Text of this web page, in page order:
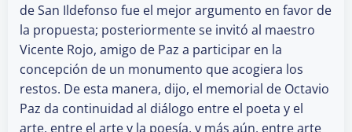
de San Ildefonso fue el mejor argumento en favor de
la propuesta; posteriormente se invitó al maestro
Vicente Rojo, amigo de Paz a participar en la
concepción de un monumento que acogiera los
restos. De esta manera, dijo, el memorial de Octavio
Paz da continuidad al diálogo entre el poeta y el
arte, entre el arte y la poesía, y más aún, entre arte